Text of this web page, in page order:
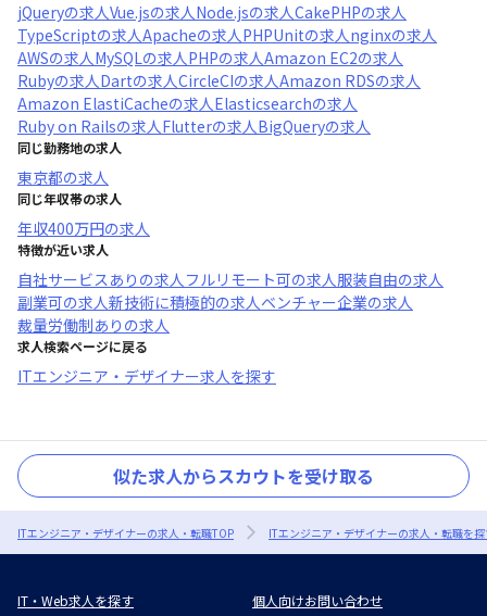
jQueryの求人Vue.jsの求人Node.jsの求人CakePHPの求人
TypeScriptの求人Apacheの求人PHPUnitの求人nginxの求人
AWSの求人MySQLの求人PHPの求人Amazon EC2の求人
Rubyの求人Dartの求人CircleCIの求人Amazon RDSの求人
Amazon ElastiCacheの求人Elasticsearchの求人
Ruby on Railsの求人Flutterの求人BigQueryの求人
同じ勤務地の求人
東京都の求人
同じ年収帯の求人
年収400万円の求人
特徴が近い求人
自社サービスあり の求人フルリモート可の求人服装自由の求人
副業可の求人新技術に積極的の求人ベンチャー企業の求人
裁量労働制あり の求人
求人検索ページに戻る
ITエンジニア・デザイナー求人を探す
似た求人からスカウトを受け取る
ITエンジニア・デザイナーの求人・転職TOP ITエンジニア・デザイナーの求人・転職を
IT・Web求人を探す 個人向けお問い合わせ